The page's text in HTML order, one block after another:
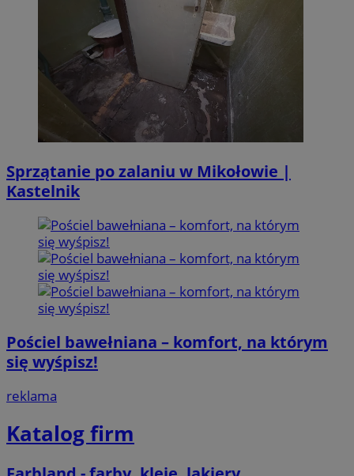
Sprzątanie po zalaniu w Mikołowie |
Kastelnik
Pościel bawełniana – komfort, na którym
się wyśpisz!
reklama
Katalog firm